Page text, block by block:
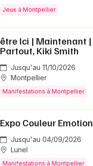
Jeux à Montpellier
être Ici | Maintenant |
Partout, Kiki Smith
Jusqu'au 11/10/2026
Montpellier
Manifestations à Montpellier
Expo Couleur Emotion
Jusqu'au 04/09/2026
Lunel
Manifestations à Montpellier